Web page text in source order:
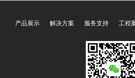
备扮演着至关重要的角
实力和信
方面的工
的电源时序
词：电源
产品展示 解决方案 服务支持 工程